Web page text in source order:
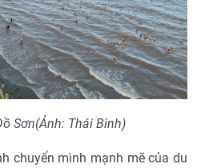
Sơn(Ảnh: Thái Bình)
chuyển mình mạnh mẽ của du